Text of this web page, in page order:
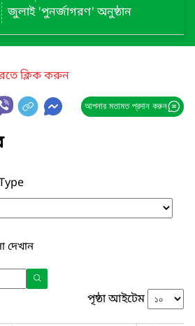
জুলাই 'পুনর্জাগরণ' অনুষ্ঠান
ক্লিক করুন
আপনার মতামত প্রদান করুন
পৃষ্ঠা আইটেম